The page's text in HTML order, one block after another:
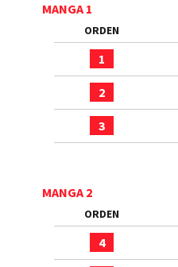
MANGA 1
ORDEN
1
2
3
MANGA 2
ORDEN
4